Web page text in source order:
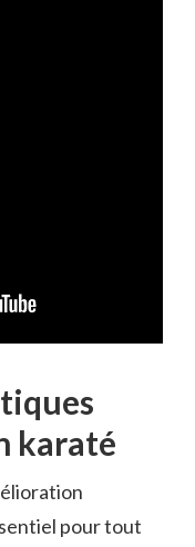
karaté
pour tout